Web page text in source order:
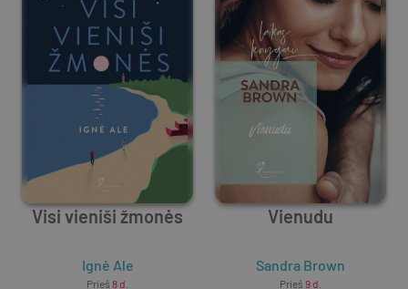
Visi vieniši žmonės
Ignė Ale
Prieš 8 d.
Vienudu
Sandra Brown
Prieš 9 d.